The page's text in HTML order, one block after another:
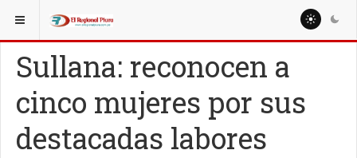
ESTÁ AQUÍ: LOCALES
Sullana: reconocen a
cinco mujeres por sus
destacadas labores